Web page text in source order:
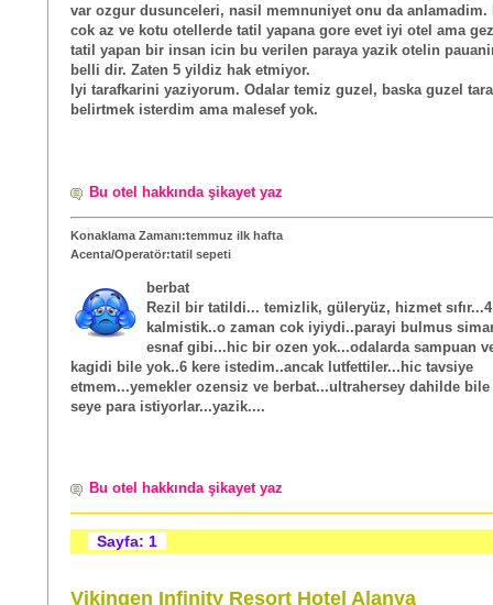
var ozgur dusunceleri, nasil memnuniyet onu da anlamadim.
cok az ve kotu otellerde tatil yapana gore evet iyi otel ama
tatil yapan bir insan icin bu verilen paraya yazik otelin
belli dir. Zaten 5 yildiz hak etmiyor.
Iyi tarafkarini yaziyorum. Odalar temiz guzel, baska guzel
belirtmek isterdim ama malesef yok.
Bu otel hakkında şikayet yaz
Konaklama Zamanı:temmuz ilk hafta
Acenta/Operatör:tatil sepeti
berbat
Rezil bir tatildi... temizlik, güleryüz, hizmet
kalmistik..o zaman cok iyiydi..parayi bulmus
esnaf gibi...hic bir ozen yok...odalarda sampuan
kagidi bile yok..6 kere istedim..ancak lutfettiler...hic tavsiye
etmem...yemekler ozensiz ve berbat...ultrahersey dahilde
seye para istiyorlar...yazik....
Bu otel hakkında şikayet yaz
Sayfa: 1
Vikingen Infinity Resort Hotel Alanya